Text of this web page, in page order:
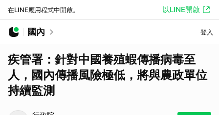
在LINE應用程式中開啟。 以LINE開啟
國內 登入
疾管署：針對中國養殖蝦傳播病毒至
人，國內傳播風險極低，將與農政單位
持續監測